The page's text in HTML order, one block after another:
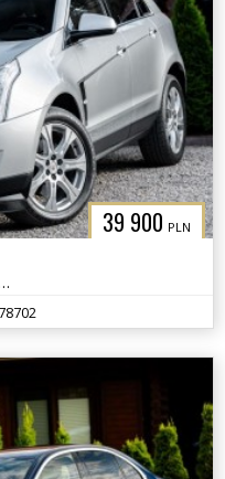
39 900 PLN
PDC Skóra Tempomat Grzane fotele